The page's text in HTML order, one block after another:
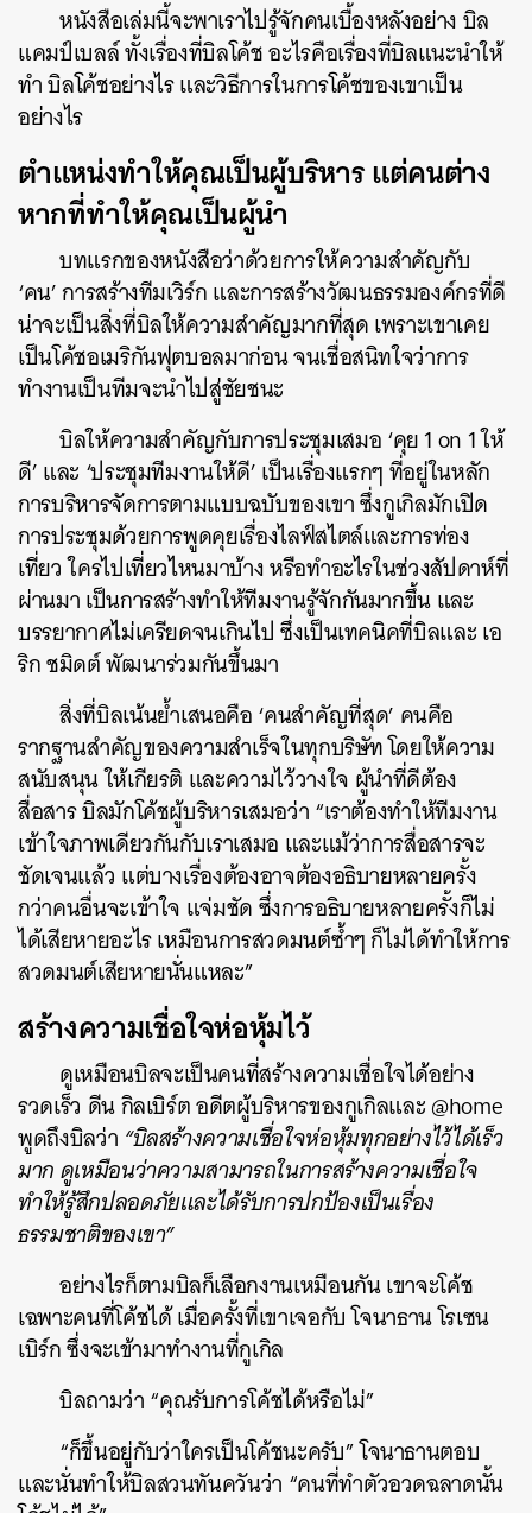
หนังสือเล่มนี้จะพาเราไปรู้จักคนเบื้องหลังอย่าง บิล
แคมป์เบลล์ ทั้งเรื่องที่บิลโค้ช อะไรคือเรื่องที่บิลแนะนำให้
ทำ บิลโค้ชอย่างไร และวิธีการในการโค้ชของเขาเป็น
อย่างไร
ตำแหน่งทำให้คุณเป็นผู้บริหาร แต่คนต่าง
หากที่ทำให้คุณเป็นผู้นำ
บทแรกของหนังสือว่าด้วยการให้ความสำคัญกับ
‘คน’ การสร้างทีมเวิร์ก และการสร้างวัฒนธรรมองค์กรที่ดี
น่าจะเป็นสิ่งที่บิลให้ความสำคัญมากที่สุด เพราะเขาเคย
เป็นโค้ชอเมริกันฟุตบอลมาก่อน จนเชื่อสนิทใจว่าการ
ทำงานเป็นทีมจะนำไปสู่ชัยชนะ
บิลให้ความสำคัญกับการประชุมเสมอ ‘คุย 1 on 1 ให้
ดี’ และ ‘ประชุมทีมงานให้ดี’ เป็นเรื่องแรกๆ ที่อยู่ในหลัก
การบริหารจัดการตามแบบฉบับของเขา ซึ่งกูเกิลมักเปิด
การประชุมด้วยการพูดคุยเรื่องไลฟ์สไตล์และการท่อง
เที่ยว ใครไปเที่ยวไหนมาบ้าง หรือทำอะไรในช่วงสัปดาห์ที่
ผ่านมา เป็นการสร้างทำให้ทีมงานรู้จักกันมากขึ้น และ
บรรยากาศไม่เครียดจนเกินไป ซึ่งเป็นเทคนิคที่บิลและ เอ
ริก ชมิดต์ พัฒนาร่วมกันขึ้นมา
สิ่งที่บิลเน้นย้ำเสนอคือ ‘คนสำคัญที่สุด’ คนคือ
รากฐานสำคัญของความสำเร็จในทุกบริษัท โดยให้ความ
สนับสนุน ให้เกียรติ และความไว้วางใจ ผู้นำที่ดีต้อง
สื่อสาร บิลมักโค้ชผู้บริหารเสมอว่า “เราต้องทำให้ทีมงาน
เข้าใจภาพเดียวกันกับเราเสมอ และแม้ว่าการสื่อสารจะ
ชัดเจนแล้ว แต่บางเรื่องต้องอาจต้องอธิบายหลายครั้ง
กว่าคนอื่นจะเข้าใจ แจ่มชัด ซึ่งการอธิบายหลายครั้งก็ไม่
ได้เสียหายอะไร เหมือนการสวดมนต์ซ้ำๆ ก็ไม่ได้ทำให้การ
สวดมนต์เสียหายนั่นแหละ”
สร้างความเชื่อใจห่อหุ้มไว้
ดูเหมือนบิลจะเป็นคนที่สร้างความเชื่อใจได้อย่าง
รวดเร็ว ดีน กิลเบิร์ต อดีตผู้บริหารของกูเกิลและ @home
พูดถึงบิลว่า “บิลสร้างความเชื่อใจห่อหุ้มทุกอย่างไว้ได้เร็ว
มาก ดูเหมือนว่าความสามารถในการสร้างความเชื่อใจ
ทำให้รู้สึกปลอดภัยและได้รับการปกป้องเป็นเรื่อง
ธรรมชาติของเขา”
อย่างไรก็ตามบิลก็เลือกงานเหมือนกัน เขาจะโค้ช
เฉพาะคนที่โค้ชได้ เมื่อครั้งที่เขาเจอกับ โจนาธาน โรเซน
เบิร์ก ซึ่งจะเข้ามาทำงานที่กูเกิล
บิลถามว่า “คุณรับการโค้ชได้หรือไม่”
“ก็ขึ้นอยู่กับว่าใครเป็นโค้ชนะครับ” โจนาธานตอบ
และนั่นทำให้บิลสวนทันควันว่า “คนที่ทำตัวอวดฉลาดนั้น